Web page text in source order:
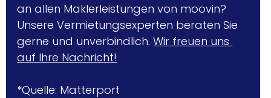
an allen Maklerleistungen von moovin?
Unsere Vermietungsexperten beraten Sie
gerne und unverbindlich. Wir freuen uns
auf Ihre Nachricht!
*Quelle: Matterport